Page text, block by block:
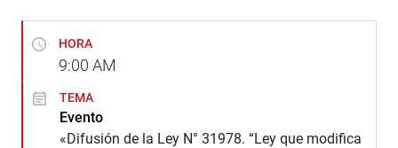
HORA
9:00 AM
TEMA
Evento
«Difusión de la Ley N° 31978. “Ley que modifica